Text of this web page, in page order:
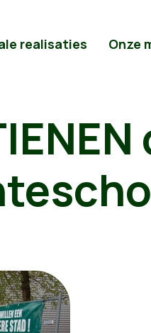
realisaties Onze